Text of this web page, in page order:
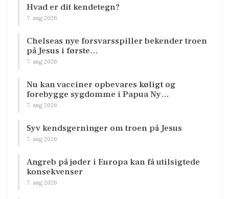
Hvad er dit kendetegn?
7. aug 2026
Chelseas nye forsvarsspiller bekender troen
på Jesus i første…
7. aug 2026
Nu kan vacciner opbevares køligt og
forebygge sygdomme i Papua Ny…
7. aug 2026
Syv kendsgerninger om troen på Jesus
7. aug 2026
Angreb på jøder i Europa kan få utilsigtede
konsekvenser
7. aug 2026